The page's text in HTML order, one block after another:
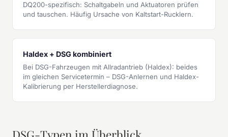
DQ200-spezifisch: Schaltgabeln und Aktuatoren prüfen
und tauschen. Häufig Ursache von Kaltstart-Rucklern.
Haldex + DSG kombiniert
Bei DSG-Fahrzeugen mit Allradantrieb (Haldex): beides
im gleichen Servicetermin – DSG-Anlernen und Haldex-
Kalibrierung per Herstellerdiagnose.